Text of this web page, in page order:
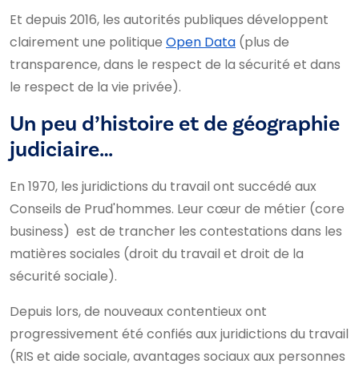
Et depuis 2016, les autorités publiques développent
clairement une politique Open Data (plus de
transparence, dans le respect de la sécurité et dans
le respect de la vie privée).
Un peu d’histoire et de géographie
judiciaire…
En 1970, les juridictions du travail ont succédé aux
Conseils de Prud'hommes. Leur cœur de métier (core
business) est de trancher les contestations dans les
matières sociales (droit du travail et droit de la
sécurité sociale).
Depuis lors, de nouveaux contentieux ont
progressivement été confiés aux juridictions du travail
(RIS et aide sociale, avantages sociaux aux personnes